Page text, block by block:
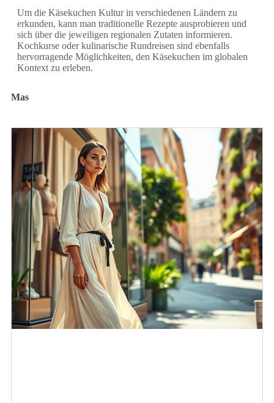
Um die Käsekuchen Kultur in verschiedenen Ländern zu
erkunden, kann man traditionelle Rezepte ausprobieren und
sich über die jeweiligen regionalen Zutaten informieren.
Kochkurse oder kulinarische Rundreisen sind ebenfalls
hervorragende Möglichkeiten, den Käsekuchen im globalen
Kontext zu erleben.
Mas